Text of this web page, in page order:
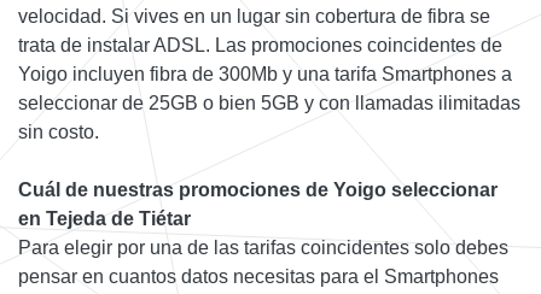
velocidad. Si vives en un lugar sin cobertura de fibra se
trata de instalar ADSL. Las promociones coincidentes de
Yoigo incluyen fibra de 300Mb y una tarifa Smartphones a
seleccionar de 25GB o bien 5GB y con llamadas ilimitadas
sin costo.
Cuál de nuestras promociones de Yoigo seleccionar
en Tejeda de Tiétar
Para elegir por una de las tarifas coincidentes solo debes
pensar en cuantos datos necesitas para el Smartphones